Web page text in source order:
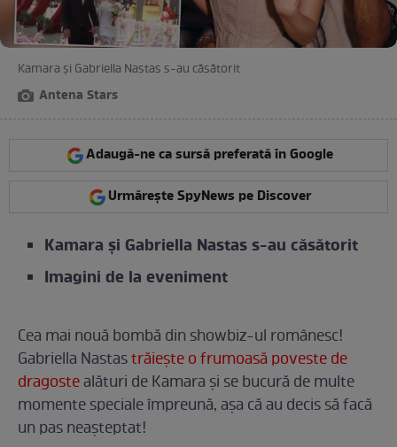
Kamara și Gabriella Nastas s-au căsătorit
Antena Stars
Adaugă-ne ca sursă preferată în Google
Urmărește SpyNews pe Discover
Kamara și Gabriella Nastas s-au căsătorit
Imagini de la eveniment
Cea mai nouă bombă din showbiz-ul românesc!
Gabriella Nastastrăiește o frumoasă poveste de
dragostealături de Kamara și se bucură de multe
momente speciale împreună, așa că au decis să facă
un pas neașteptat!